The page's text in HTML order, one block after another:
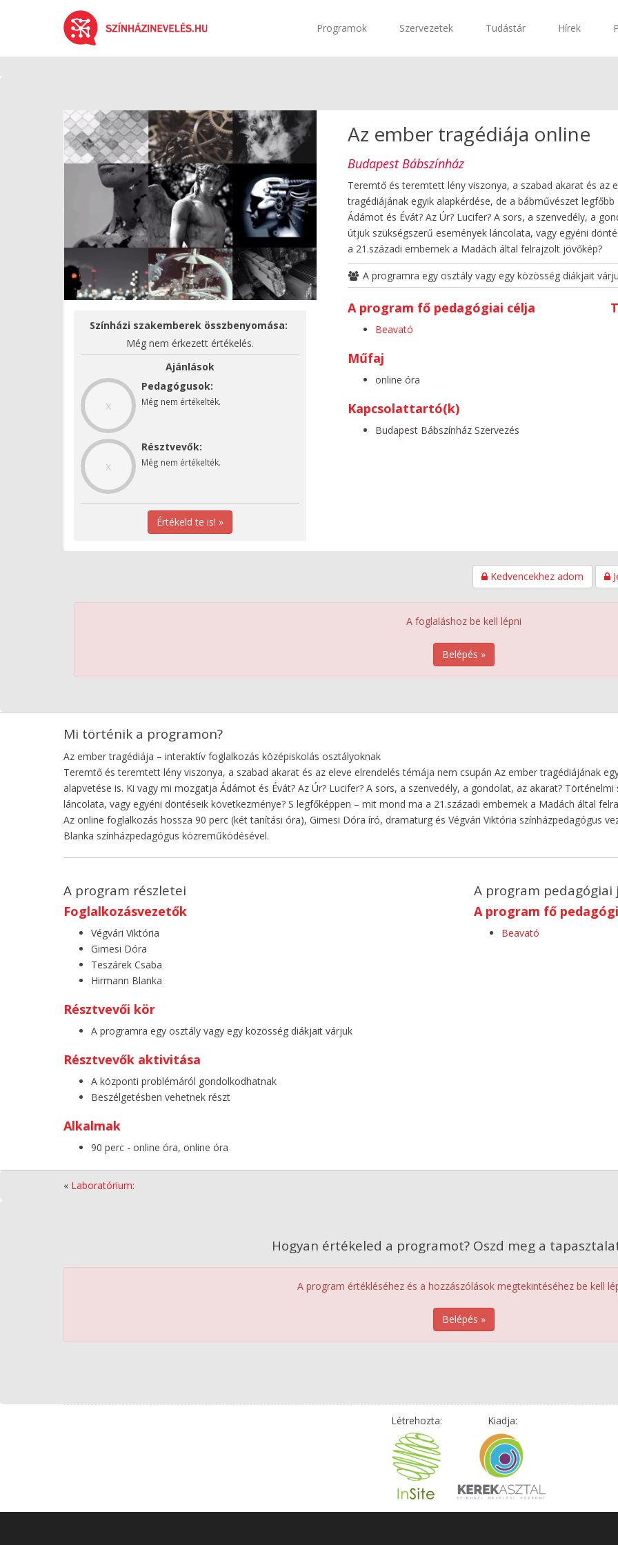
Programok Szervezetek Tudástár Hírek
Színházi szakemberek összbenyomása:
Még nem érkezett értékelés.
Ajánlások
x
Pedagógusok:
Még nem értékelték.
x
Résztvevők:
Még nem értékelték.
Értékeld te is! »
Az ember tragédiája online
Budapest Bábszínház
Teremtő és teremtett lény viszonya, a szabad akarat és az
tragédiájának egyik alapkérdése, de a bábművészet
Ádámot és Évát? Az Úr? Lucifer? A sors, a szenvedély, a
útjuk szükségszerű események láncolata, vagy egyéni
a 21.századi embernek a Madách által felrajzolt jövőkép?
A programra egy osztály vagy egy közösség diákjait
A program fő pedagógiai célja
Beavató
Műfaj
online óra
Kapcsolattartó(k)
Budapest Bábszínház Szervezés
Kedvencekhez adom
A foglaláshoz be kell lépni
Belépés »
Mi történik a programon?
Az ember tragédiája – interaktív foglalkozás középiskolás osztályoknak
Teremtő és teremtett lény viszonya, a szabad akarat és az eleve elrendelés témája nem csupán Az ember tragédiájának
alapvetése is. Ki vagy mi mozgatja Ádámot és Évát? Az Úr? Lucifer? A sors, a szenvedély, a gondolat, az akarat?
láncolata, vagy egyéni döntéseik következménye? S legfőképpen – mit mond ma a 21.századi embernek a Madách által
Az online foglalkozás hossza 90 perc (két tanítási óra), Gimesi Dóra író, dramaturg és Végvári Viktória színházpedagógus
Blanka színházpedagógus közreműködésével.
A program részletei
Foglalkozásvezetők
Végvári Viktória
Gimesi Dóra
Teszárek Csaba
Hirmann Blanka
Résztvevői kör
A programra egy osztály vagy egy közösség diákjait várjuk
Résztvevők aktivitása
A központi problémáról gondolkodhatnak
Beszélgetésben vehetnek részt
Alkalmak
90 perc - online óra, online óra
A program pedagógiai
A program fő
Beavató
« Laboratórium:
Hogyan értékeled a programot? Oszd meg a
A program értékléséhez és a hozzászólások megtekintéséhez be kell
Belépés »
Létrehozta: Kiadja: